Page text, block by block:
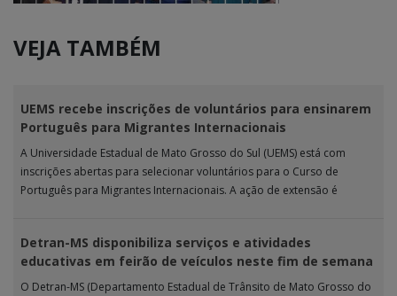
VEJA TAMBÉM
UEMS recebe inscrições de voluntários para ensinarem
Português para Migrantes Internacionais
A Universidade Estadual de Mato Grosso do Sul (UEMS) está com
inscrições abertas para selecionar voluntários para o Curso de
Português para Migrantes Internacionais. A ação de extensão é
Detran-MS disponibiliza serviços e atividades
educativas em feirão de veículos neste fim de semana
O Detran-MS (Departamento Estadual de Trânsito de Mato Grosso do